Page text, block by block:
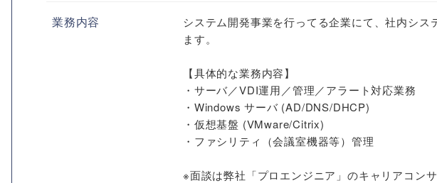
業務内容
システム開発事業を行ってる企業にて、社内シ
ます。
【具体的な業務内容】
・サーバ／VDI運用／管理／アラート対応業務
・Windows サーバ (AD/DNS/DHCP)
・仮想基盤 (VMware/Citrix)
・ファシリティ（会議室機器等）管理
※面談は弊社「プロエンジニア」のキャリアコン